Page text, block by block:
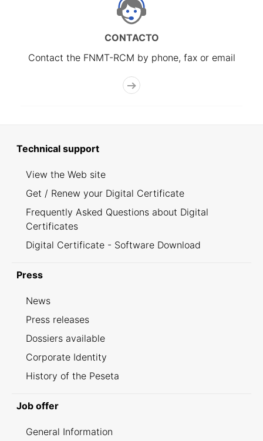
CONTACTO
Contact the FNMT-RCM by phone, fax or email
Technical support
View the Web site
Get / Renew your Digital Certificate
Frequently Asked Questions about Digital
Certificates
Digital Certificate - Software Download
Press
News
Press releases
Dossiers available
Corporate Identity
History of the Peseta
Job offer
General Information